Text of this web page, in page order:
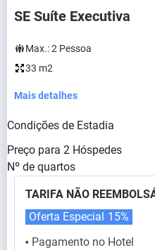
SE Suíte Executiva
Max.:2 Pessoa
33 m2
Mais detalhes
Condições de Estadia
Preço para 2 Hóspedes
Nº de quartos
TARIFA NÃO
⬤ Pagamento no Hotel
Oferta Especial 15%